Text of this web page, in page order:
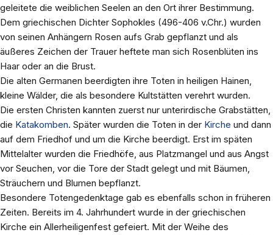
geleitete die weiblichen Seelen an den Ort ihrer Bestimmung.
Dem griechischen Dichter Sophokles (496-406 v.Chr.) wurden
von seinen Anhängern Rosen aufs Grab gepflanzt und als
äußeres Zeichen der Trauer heftete man sich Rosenblüten ins
Haar oder an die Brust.
Die alten Germanen beerdigten ihre Toten in heiligen Hainen,
kleine Wälder, die als besondere Kultstätten verehrt wurden.
Die ersten Christen kannten zuerst nur unterirdische Grabstätten,
die Katakomben. Später wurden die Toten in der Kirche und dann
auf dem Friedhof und um die Kirche beerdigt. Erst im späten
Mittelalter wurden die Friedhöfe, aus Platzmangel und aus Angst
vor Seuchen, vor die Tore der Stadt gelegt und mit Bäumen,
Sträuchern und Blumen bepflanzt.
Besondere Totengedenktage gab es ebenfalls schon in früheren
Zeiten. Bereits im 4. Jahrhundert wurde in der griechischen
Kirche ein Allerheiligenfest gefeiert. Mit der Weihe des